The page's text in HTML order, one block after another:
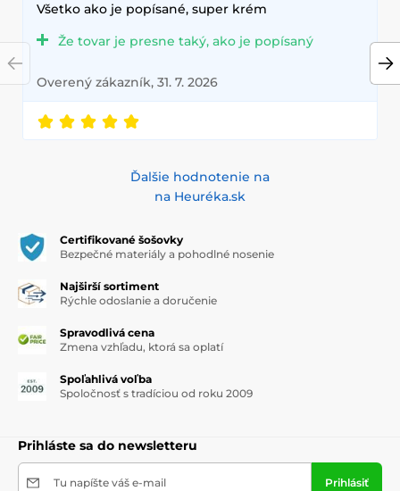
Všetko ako je popísané, super krém
Že tovar je presne taký, ako je popísaný
Overený zákazník, 31. 7. 2026
Ďalšie hodnotenie na
na Heuréka.sk
Certifikované šošovky
Bezpečné materiály a pohodlné nosenie
Najširší sortiment
Rýchle odoslanie a doručenie
Spravodlivá cena
Zmena vzhľadu, ktorá sa oplatí
Spoľahlivá voľba
Spoločnosť s tradíciou od roku 2009
Prihláste sa do newsletteru
Tu napíšte váš e-mail Prihlásiť